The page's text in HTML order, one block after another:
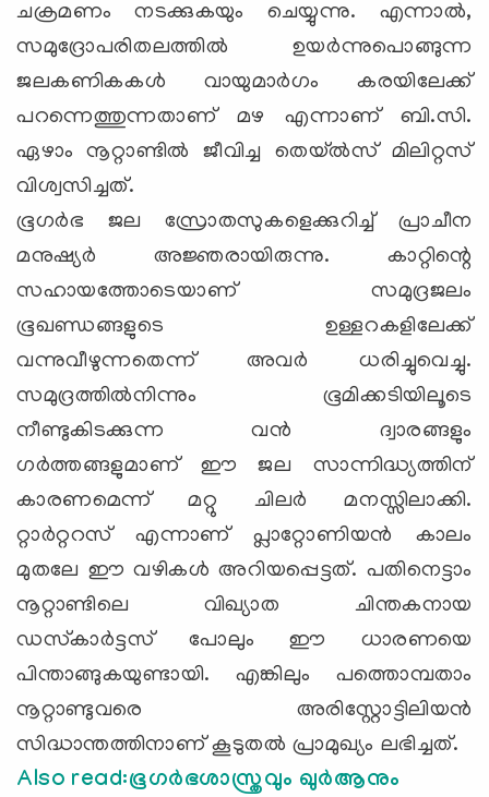
ചക്രമണം നടക്കുകയും ചെയ്യുന്നു. എന്നാല്‍,
സമുദ്രോപരിതലത്തില്‍ ഉയര്‍ന്നുപൊങ്ങുന്ന
ജലകണികകള്‍ വായുമാര്‍ഗം കരയിലേക്ക്
പറന്നെത്തുന്നതാണ് മഴ എന്നാണ് ബി.സി.
ഏഴാം നൂറ്റാണ്ടില്‍ ജീവിച്ച തെയ്ല്‍സ് മിലിറ്റസ്
വിശ്വസിച്ചത്.
ഭൂഗര്‍ഭ ജല സ്രോതസുകളെക്കുറിച്ച് പ്രാചീന
മനുഷ്യര്‍ അജ്ഞരായിരുന്നു. കാറ്റിന്റെ
സഹായത്തോടെയാണ് സമുദ്രജലം
ഭൂഖണ്ഡങ്ങളുടെ ഉള്ളറകളിലേക്ക്
വന്നുവീഴുന്നതെന്ന് അവര്‍ ധരിച്ചുവെച്ചു.
സമുദ്രത്തില്‍നിന്നും ഭൂമിക്കടിയിലൂടെ
നീണ്ടുകിടക്കുന്ന വന്‍ ദ്വാരങ്ങളും
ഗര്‍ത്തങ്ങളുമാണ് ഈ ജല സാന്നിദ്ധ്യത്തിന്
കാരണമെന്ന് മറ്റു ചിലര്‍ മനസ്സിലാക്കി.
റ്റാര്‍റ്ററസ് എന്നാണ് പ്ലാറ്റോണിയന്‍ കാലം
മുതലേ ഈ വഴികള്‍ അറിയപ്പെട്ടത്. പതിനെട്ടാം
നൂറ്റാണ്ടിലെ വിഖ്യാത ചിന്തകനായ
ഡസ്‌കാര്‍ട്ടസ് പോലും ഈ ധാരണയെ
പിന്താങ്ങുകയുണ്ടായി. എങ്കിലും പത്തൊമ്പതാം
നൂറ്റാണ്ടുവരെ അരിസ്റ്റോട്ടിലിയന്‍
സിദ്ധാന്തത്തിനാണ് കൂടുതല്‍ പ്രാമുഖ്യം ലഭിച്ചത്.
Also read:ഭൂഗര്‍ഭശാസ്ത്രവും ഖുര്‍ആനും